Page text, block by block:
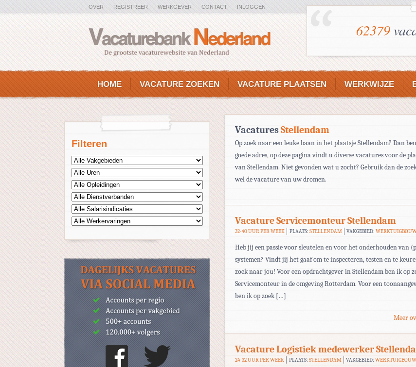
OVER REGISTREER WERKGEVER CONTACT INLOGGEN
62379
HOME VACATURE ZOEKEN VACATURE PLAATSEN WERKWIJZE
Filteren
VacaturesStellendam
Op zoek naar een leuke baan in het plaatsje Stellendam? Dan
goede adres, op deze pagina vindt u diverse vacatures voor de
van Stellendam. Niet gevonden wat u zocht? Gebruik dan de
wel de vacature van uw dromen.
Vacature Servicemonteur Stellendam
32-40 UUR PER WEEK PLAATS: STELLENDAM VAKGEBIED:
Heb jij een passie voor sleutelen en voor het onderhouden van
systemen? Vindt jij het gaaf om te inspecteren, testen en te
zoek naar jou! Voor een opdrachtgever in Stellendam ben ik op
Servicemonteur in de omgeving Rotterdam. Voor een
ben ik op zoek […]
Meer
Vacature Logistiek medewerker
24-32 UUR PER WEEK PLAATS: STELLENDAM VAKGEBIED: